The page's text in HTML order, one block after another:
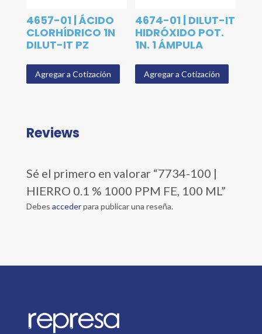
4657-01 | ÁCIDO
CLORHÍDRICO 1N
DILUT-IT PZ
Agregar a Cotización
4674-01 | DILUT-IT
HIDRÓXIDO POT.
1N. 1 ÁMPULA
Agregar a Cotización
Reviews
Sé el primero en valorar “7734-100 |
HIERRO 0.1 % 1000 PPM FE, 100 ML”
Debes accederpara publicar una reseña.